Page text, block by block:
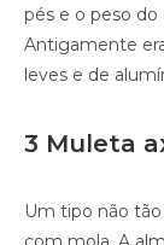
pés e o peso do
Antigamente
leves e de
3 Muleta
Um tipo não